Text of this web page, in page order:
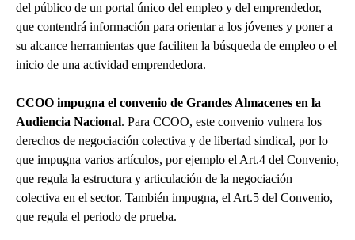
del público de un portal único del empleo y del emprendedor,
que contendrá información para orientar a los jóvenes y poner a
su alcance herramientas que faciliten la búsqueda de empleo o el
inicio de una actividad emprendedora.
CCOO impugna el convenio de Grandes Almacenes en la
Audiencia Nacional. Para CCOO, este convenio vulnera los
derechos de negociación colectiva y de libertad sindical, por lo
que impugna varios artículos, por ejemplo el Art.4 del Convenio,
que regula la estructura y articulación de la negociación
colectiva en el sector. También impugna, el Art.5 del Convenio,
que regula el periodo de prueba.